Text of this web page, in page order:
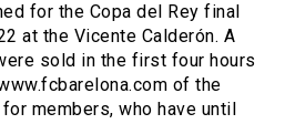
for the Copa del Rey final
at the Vicente Calderón. A
sold in the first four hours
of the
members, who have until